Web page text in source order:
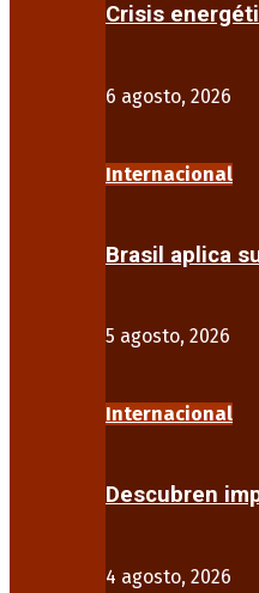
Crisis
6 agosto, 2026
Internacional
Brasil aplica
5 agosto, 2026
Internacional
Descubren
4 agosto, 2026